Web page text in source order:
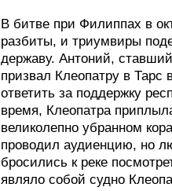
В битве при Филиппах в
разбиты, и триумвиры
державу. Антоний,
призвал Клеопатру в
ответить за поддержку
время, Клеопатра
великолепно убранном
проводил аудиенцию, но
бросились к реке
являло собой судно